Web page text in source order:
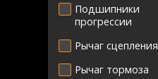
Подшипники
прогрессии
Рычаг сцепления
Рычаг тормоза